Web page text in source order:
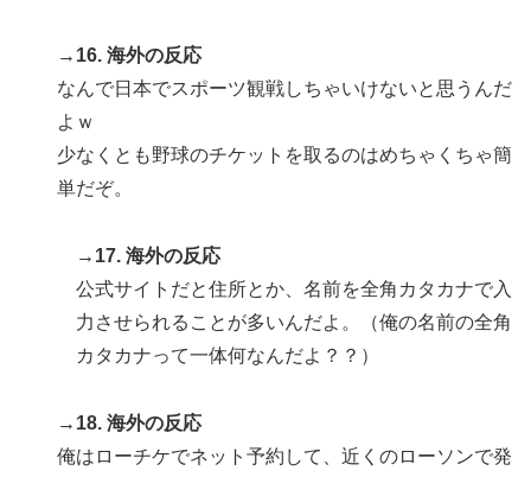
→16. 海外の反応
なんで日本でスポーツ観戦しちゃいけないと思うんだ
よｗ
少なくとも野球のチケットを取るのはめちゃくちゃ簡
単だぞ。
→17. 海外の反応
公式サイトだと住所とか、名前を全角カタカナで入
力させられることが多いんだよ。（俺の名前の全角
カタカナって一体何なんだよ？？）
→18. 海外の反応
俺はローチケでネット予約して、近くのローソンで発